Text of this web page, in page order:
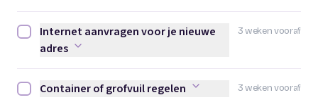
3 weken vooraf
Internet aanvragen voor je nieuwe adres afvinken
Internet aanvragen voor je nieuwe
adres
3 weken vooraf
Container of grofvuil regelen afvinken
Container of grofvuil regelen